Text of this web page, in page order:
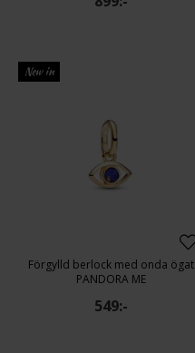
New in
Förgylld berlock med onda ögat
PANDORA ME
549:-